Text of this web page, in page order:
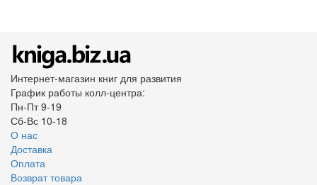
Интернет-магазин книг для развития
График работы колл-центра:
Пн-Пт 9-19
Сб-Вс 10-18
О нас
Доставка
Оплата
Возврат товара